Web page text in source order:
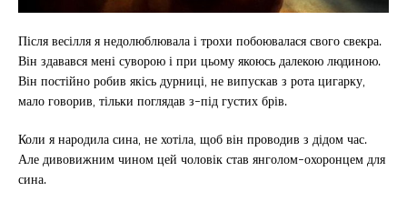
Після весілля я недолюблювала і трохи побоювалася свого свекра.
Він здавався мені суворою і при цьому якоюсь далекою людиною.
Він постійно робив якісь дурниці, не випускав з рота цигарку,
мало говорив, тільки поглядав з-під густих брів.
Коли я народила сина, не хотіла, щоб він проводив з дідом час.
Але дивовижним чином цей чоловік став янголом-охоронцем для
сина.